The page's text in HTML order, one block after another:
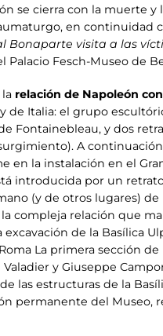
se cierra con la muerte
en continuidad
Bonaparte visita a las
Fesch-Museo de
relación de Napoleón
de Italia: el grupo
Fontainebleau, y dos
A
en la instalación en el
introducida por un
(y de otros lugares) de
compleja relación que
de la Basílica
La primera sección
y Giuseppe
las estructuras de la
permanente del Museo,